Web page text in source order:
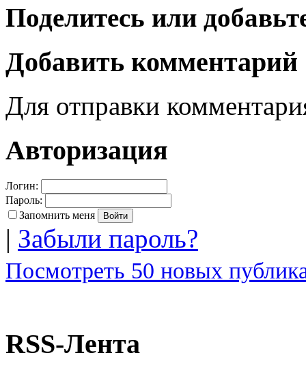
Поделитесь или
Добавить комментарий
Для отправки
Авторизация
Логин:
Пароль:
Запомнить меня
| Забыли пароль?
Посмотреть 50 новых
RSS-Лента